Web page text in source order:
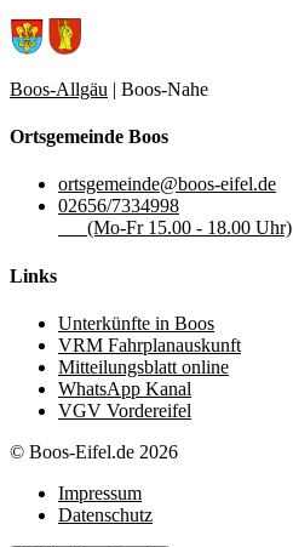
Boos-Allgäu | Boos-Nahe
Ortsgemeinde Boos
ortsgemeinde@boos-eifel.de
02656/7334998
(Mo-Fr 15.00 - 18.00 Uhr)
Links
Unterkünfte in Boos
VRM Fahrplanauskunft
Mitteilungsblatt online
WhatsApp Kanal
VGV Vordereifel
© Boos-Eifel.de 2026
Impressum
Datenschutz